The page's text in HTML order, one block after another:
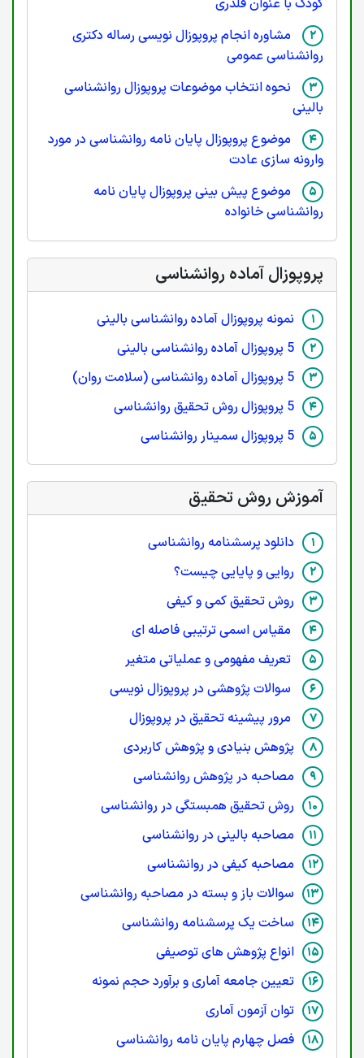
کودک با عنوان قلدری
مشاوره انجام پروپوزال نویسی رساله دکتری
روانشناسی عمومی
نحوه انتخاب موضوعات پروپوزال روانشناسی
بالینی
موضوع پروپوزال پایان نامه روانشناسی در مورد
وارونه سازی عادت
موضوع پیش بینی پروپوزال پایان نامه
روانشناسی خانواده
پروپوزال آماده روانشناسی
نمونه پروپوزال آماده روانشناسی بالینی
5 پروپوزال آماده روانشناسی بالینی
5 پروپوزال آماده روانشناسی (سلامت روان)
5 پروپوزال روش تحقیق روانشناسی
5 پروپوزال سمینار روانشناسی
آموزش روش تحقیق
دانلود پرسشنامه روانشناسی
روایی و پایایی چیست؟
روش تحقیق کمی و کیفی
مقیاس اسمی ترتیبی فاصله ای
تعریف مفهومی و عملیاتی متغیر
سوالات پژوهشی در پروپوزال نویسی
مرور پیشینه تحقیق در پروپوزال
پژوهش بنیادی و پژوهش کاربردی
مصاحبه در پژوهش روانشناسی
روش تحقیق همبستگی در روانشناسی
مصاحبه بالینی در روانشناسی
مصاحبه کیفی در روانشناسی
سوالات باز و بسته در مصاحبه روانشناسی
ساخت یک پرسشنامه روانشناسی
انواع پژوهش های توصیفی
تعیین جامعه آماری و برآورد حجم نمونه
توان آزمون آماری
فصل چهارم پایان نامه روانشناسی